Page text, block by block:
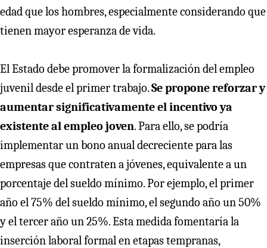
edad que los hombres, especialmente considerando que
tienen mayor esperanza de vida.
El Estado debe promover la formalización del empleo
juvenil desde el primer trabajo.Se propone reforzar y
aumentar significativamente el incentivo ya
existente al empleo joven. Para ello, se podría
implementar un bono anual decreciente para las
empresas que contraten a jóvenes, equivalente a un
porcentaje del sueldo mínimo. Por ejemplo, el primer
año el 75% del sueldo mínimo, el segundo año un 50%
y el tercer año un 25%. Esta medida fomentaría la
inserción laboral formal en etapas tempranas,